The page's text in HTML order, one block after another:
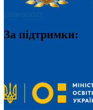
університет
За підтримки: